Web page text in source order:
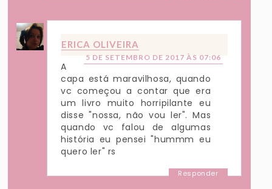
ERICA OLIVEIRA
5 DE SETEMBRO DE 2017 ÀS 07:06
A
capa está maravilhosa, quando
vc começou a contar que era
um livro muito horripilante eu
disse "nossa, não vou ler". Mas
quando vc falou de algumas
história eu pensei "hummm eu
quero ler" rs
Responder